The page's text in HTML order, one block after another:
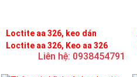
Loctite aa 326, keo dán
Loctite aa 326, Keo aa 326
Liên hệ: 0938454791